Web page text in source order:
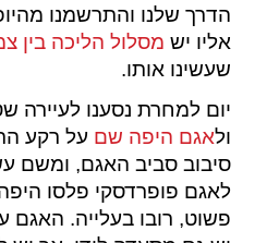
הדרך שלנו והתרשמנו
אליו יש מסלול הליכה בין
שעשינו אותו.
יום למחרת נסענו לעיירה
ולאגם היפה שם על רקע
סיבוב סביב האגם, ומשם
לאגם פופרדסקי פלסו
פשוט, רובו בעלייה.